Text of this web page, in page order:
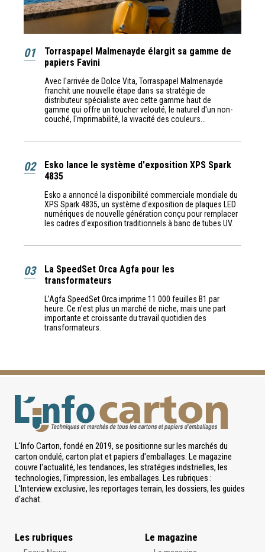
01
Torraspapel Malmenayde élargit sa gamme de
papiers Favini
Avec l'arrivée de Dolce Vita, Torraspapel Malmenayde
franchit une nouvelle étape dans sa stratégie de
distributeur spécialiste avec cette gamme haut de
gamme qui offre un toucher velouté, le naturel d'un non-
couché, l'mprimabilité, la vivacité des couleurs...
02
Esko lance le système d'exposition XPS Spark
4835
Esko a annoncé la disponibilité commerciale mondiale du
XPS Spark 4835, un système d'exposition de plaques LED
numériques de nouvelle génération conçu pour remplacer
les cadres d'exposition traditionnels à banc de tubes UV.
03
La SpeedSet Orca Agfa pour les
transformateurs
L’Agfa SpeedSet Orca imprime 11 000 feuilles B1 par
heure. Ce n’est plus un marché de niche, mais une part
importante et croissante du travail quotidien des
transformateurs.
L'Info Carton, fondé en 2019, se positionne sur les marchés du
carton ondulé, carton plat et papiers d'emballages. Le magazine
couvre l'actualité, les tendances, les stratégies indstrielles, les
technologies, l'impression, les emballages. Les rubriques :
L'Interview exclusive, les reportages terrain, les dossiers, les guides
d'achat.
Les rubriques Le magazine